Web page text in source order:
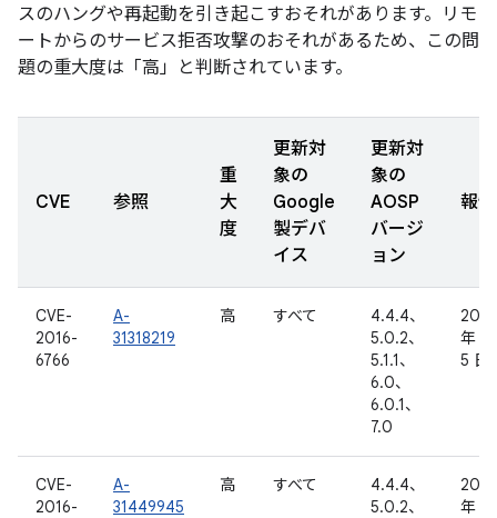
スのハングや再起動を引き起こすおそれがあります。リモ
ートからのサービス拒否攻撃のおそれがあるため、この問
題の重大度は「高」と判断されています。
CVE 参照
重
大
度
更新対
象の
Google
製デバ
イス
更新対
象の
AOSP
バージ
ョン
報
CVE-
2016-
6766
A-
31318219
高 すべて
4.4.4、
5.0.2、
5.1.1、
6.0、
6.0.1、
7.0
2016
年 9
5 日
CVE-
2016-
A-
31449945
高 すべて
4.4.4、
5.0.2、
2016
年 9